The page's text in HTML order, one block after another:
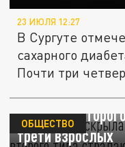
23 ИЮЛЯ 12:27
В Сургуте
сахарного
Почти три
Голикова
диабетом
трети взрослых
ОБЩЕСТВО